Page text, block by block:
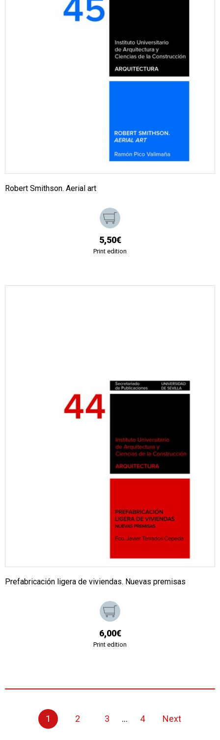
Robert Smithson. Aerial art
5,50€
Print edition
Prefabricación ligera de viviendas. Nuevas premisas
6,00€
Print edition
1 2 3 ... 4 Next